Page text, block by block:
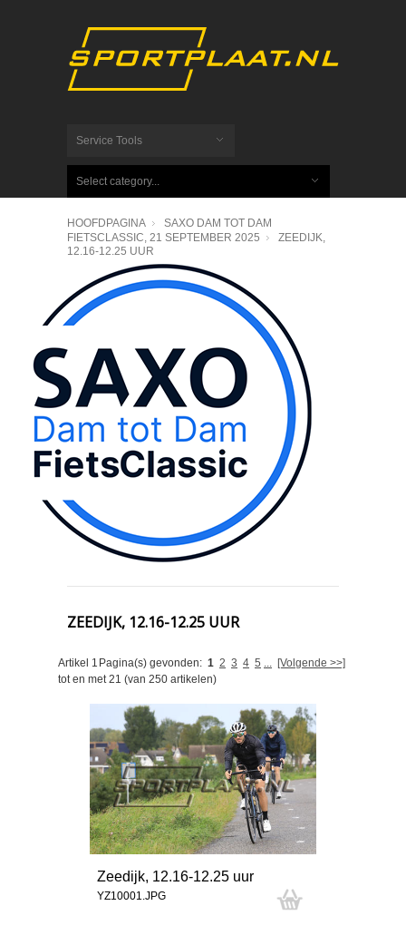
Service Tools
Select category...
HOOFDPAGINA
SAXO DAM TOT DAM
FIETSCLASSIC, 21 SEPTEMBER 2025
ZEEDIJK,
12.16-12.25 UUR
ZEEDIJK, 12.16-12.25 UUR
Pagina(s) gevonden: 1 2 3 4 5 ... [Volgende >>]
Artikel 1
tot en met21 (van 250 artikelen)
Zeedijk, 12.16-12.25 uur
YZ10001.JPG